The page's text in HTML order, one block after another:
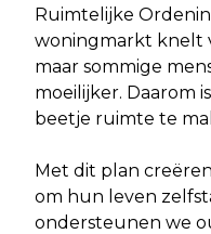
Ruimtelijke
woningmarkt knelt
maar sommige
moeilijker. Daarom
beetje ruimte te
Met dit plan
om hun leven
ondersteunen we